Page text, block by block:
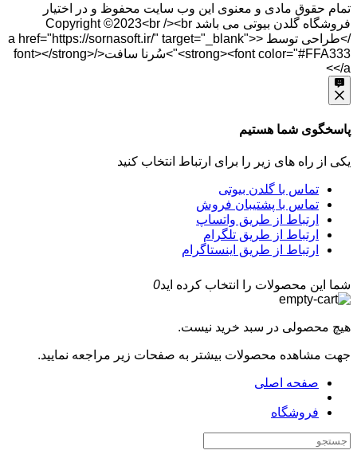
تمام حقوق مادی و معنوی این وب سایت محفوظ و در اختیار
فروشگاه گلدن بیوتی می باشد Copyright ©2023<br /><br
/>طراحی توسط <a href="https://sornasoft.ir/" target="_blank">
<strong><font color="#FFA333">سُرنا سافت</font></strong>
</a>
پاسخگوی شما هستیم
یکی از راه های زیر را برای ارتباط انتخاب کنید
تماس با گلدن بیوتی
تماس با پشتیبان فروش
ارتباط از طریق واتساپ
ارتباط از طریق تلگرام
ارتباط از طریق اینستاگرام
شما این محصولات را انتخاب کرده اید0
هیچ محصولی در سبد خرید نیست.
جهت مشاهده محصولات بیشتر به صفحات زیر مراجعه نمایید.
صفحه اصلی
فروشگاه